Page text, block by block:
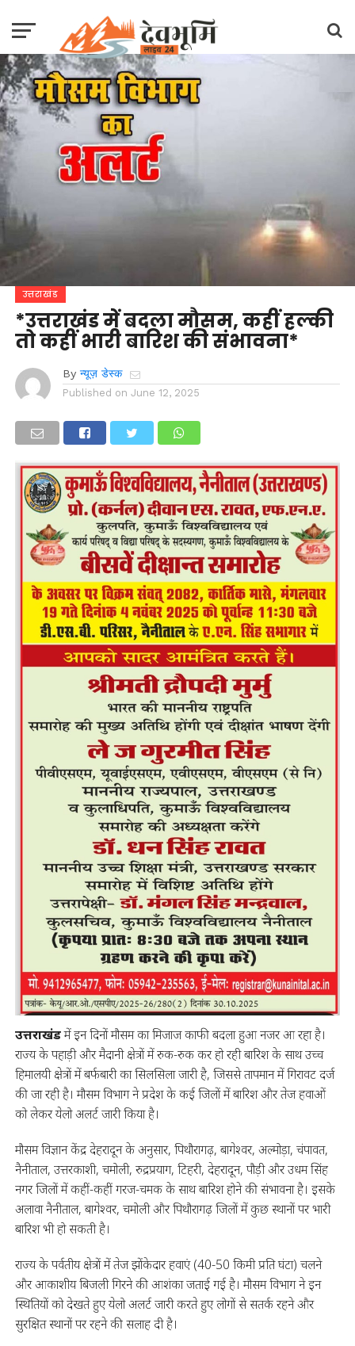
उत्तराखंड
*उत्तराखंड में बदला मौसम, कहीं हल्की
तो कहीं भारी बारिश की संभावना*
By न्यूज़ डेस्क
Published on June 12, 2025
उत्तराखंडमें इन दिनों मौसम का मिजाज काफी बदला हुआ नजर आ रहा है।
राज्य के पहाड़ी और मैदानी क्षेत्रों में रुक-रुक कर हो रही बारिश के साथ उच्च
हिमालयी क्षेत्रों में बर्फबारी का सिलसिला जारी है, जिससे तापमान में गिरावट दर्ज
की जा रही है। मौसम विभाग ने प्रदेश के कई जिलों में बारिश और तेज हवाओं
को लेकर येलो अलर्ट जारी किया है।
मौसम विज्ञान केंद्र देहरादून के अनुसार, पिथौरागढ़, बागेश्वर, अल्मोड़ा, चंपावत,
नैनीताल, उत्तरकाशी, चमोली, रुद्रप्रयाग, टिहरी, देहरादून, पौड़ी और उधम सिंह
नगर जिलों में कहीं-कहीं गरज-चमक के साथ बारिश होने की संभावना है। इसके
अलावा नैनीताल, बागेश्वर, चमोली और पिथौरागढ़ जिलों में कुछ स्थानों पर भारी
बारिश भी हो सकती है।
राज्य के पर्वतीय क्षेत्रों में तेज झोंकेदार हवाएं (40-50 किमी प्रति घंटा) चलने
और आकाशीय बिजली गिरने की आशंका जताई गई है। मौसम विभाग ने इन
स्थितियों को देखते हुए येलो अलर्ट जारी करते हुए लोगों से सतर्क रहने और
सुरक्षित स्थानों पर रहने की सलाह दी है।